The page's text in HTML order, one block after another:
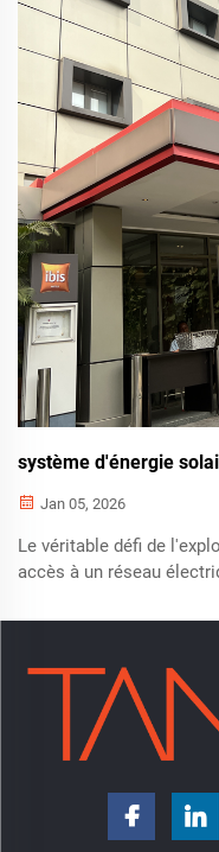
système d'énergie
Jan 05, 2026
Le véritable défi de
accès à un réseau
une ville animée située
un 5...